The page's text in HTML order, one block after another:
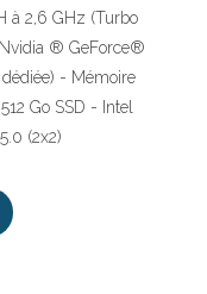
à 2,6 GHz (Turbo
® GeForce®
- Mémoire
Go SSD - Intel
(2x2)